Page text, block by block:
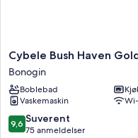
Cybele
Bush
Haven
Gold
Coast
Bonogin
Cybele Bush Haven
Bonogin
Boblebad
Vaskemaskin
9.6
av
9,6 Suverent
75 anmeldelser